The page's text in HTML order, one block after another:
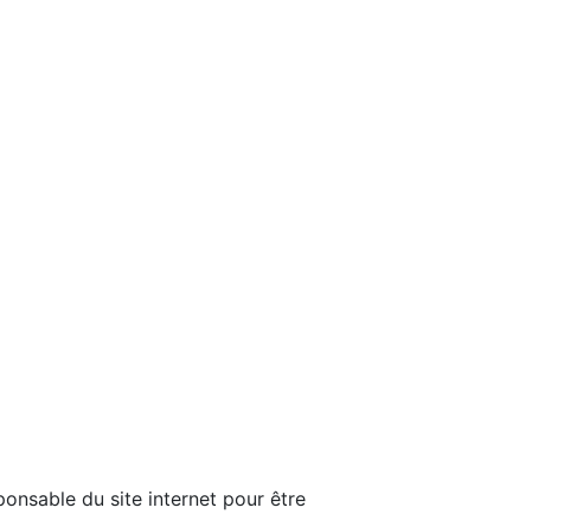
du site internet pour être